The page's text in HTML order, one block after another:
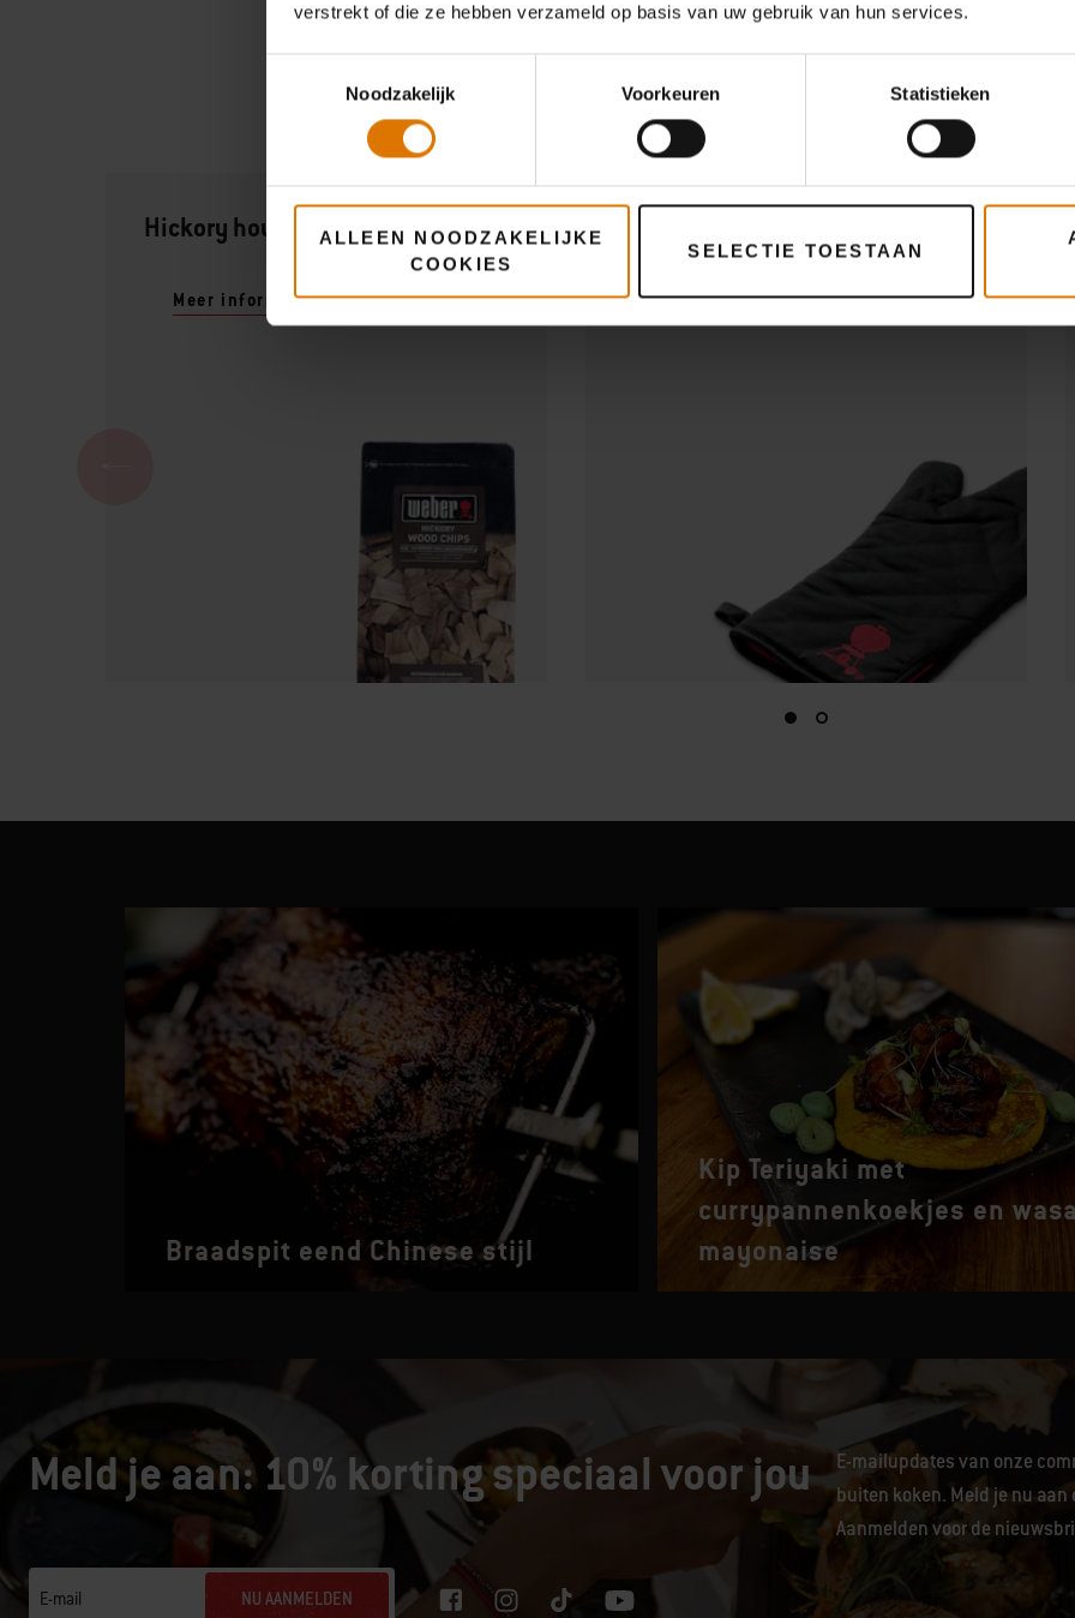
verstrekt of die ze hebben verzameld op basis van uw gebruik van hun services.
Noodzakelijk
Voorkeuren Statistieken
ALLEEN NOODZAKELIJKE
COOKIES
SELECTIE TOESTAAN
Wat heb je nodig?
Aanbevolen accessoires
Hickory houtsnippers
Meer informatie Meer informatie
Braadspit eend Chinese stijl
Kip Teriyaki met
currypannenkoekjes en
mayonaise
Meld je aan: 10% korting speciaal voor jou
E-mailupdates van onze
buiten koken. Meld je nu
Aanmelden voor de
E-mail NU AANMELDEN